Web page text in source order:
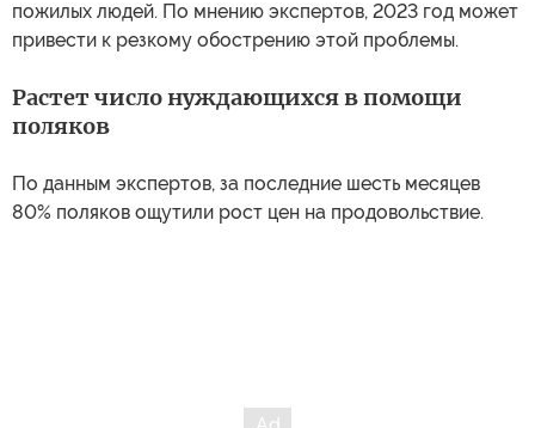
пожилых людей. По мнению экспертов, 2023 год может
привести к резкому обострению этой проблемы.
Растет число нуждающихся в помощи
поляков
По данным экспертов, за последние шесть месяцев
80% поляков ощутили рост цен на продовольствие.